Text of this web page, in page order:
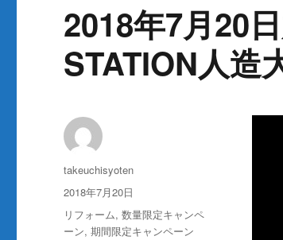
2018年7月20
STATION人造
投
稿
takeuchisyoten
投
稿
日:
2018年7月20日
カ
テ
リフォーム,数量限定キャンペ
ーン,期間限定キャンペーン